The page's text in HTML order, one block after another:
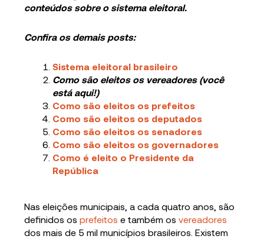
conteúdos sobre o sistema eleitoral.
Confira os demais posts:
Sistema eleitoral brasileiro
Como são eleitos os vereadores (você
está aqui!)
Como são eleitos os prefeitos
Como são eleitos os deputados
Como são eleitos os senadores
Como são eleitos os governadores
Como é eleito o Presidente da
República
Nas eleições municipais, a cada quatro anos, são
definidos osprefeitos e também osvereadores
dos mais de 5 mil municípios brasileiros. Existem